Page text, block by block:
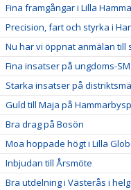
Fina framgångar i Lilla
Precision, fart och styrka i
Nu har vi öppnat anmälan
Fina insatser på ungdoms-SM
Starka insatser på
Guld till Maja på
Bra drag på Bosön
Moa hoppade högt i Lilla
Inbjudan till Årsmöte
Bra utdelning i Västerås i